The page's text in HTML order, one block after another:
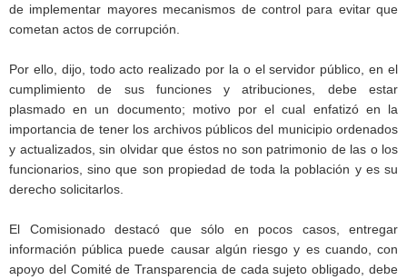
de implementar mayores mecanismos de control para evitar que
cometan actos de corrupción.
Por ello, dijo, todo acto realizado por la o el servidor público, en el
cumplimiento de sus funciones y atribuciones, debe estar
plasmado en un documento; motivo por el cual enfatizó en la
importancia de tener los archivos públicos del municipio ordenados
y actualizados, sin olvidar que éstos no son patrimonio de las o los
funcionarios, sino que son propiedad de toda la población y es su
derecho solicitarlos.
El Comisionado destacó que sólo en pocos casos, entregar
información pública puede causar algún riesgo y es cuando, con
apoyo del Comité de Transparencia de cada sujeto obligado, debe